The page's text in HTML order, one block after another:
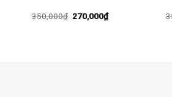
350,000₫ Giá
270,000₫Giá
hiện